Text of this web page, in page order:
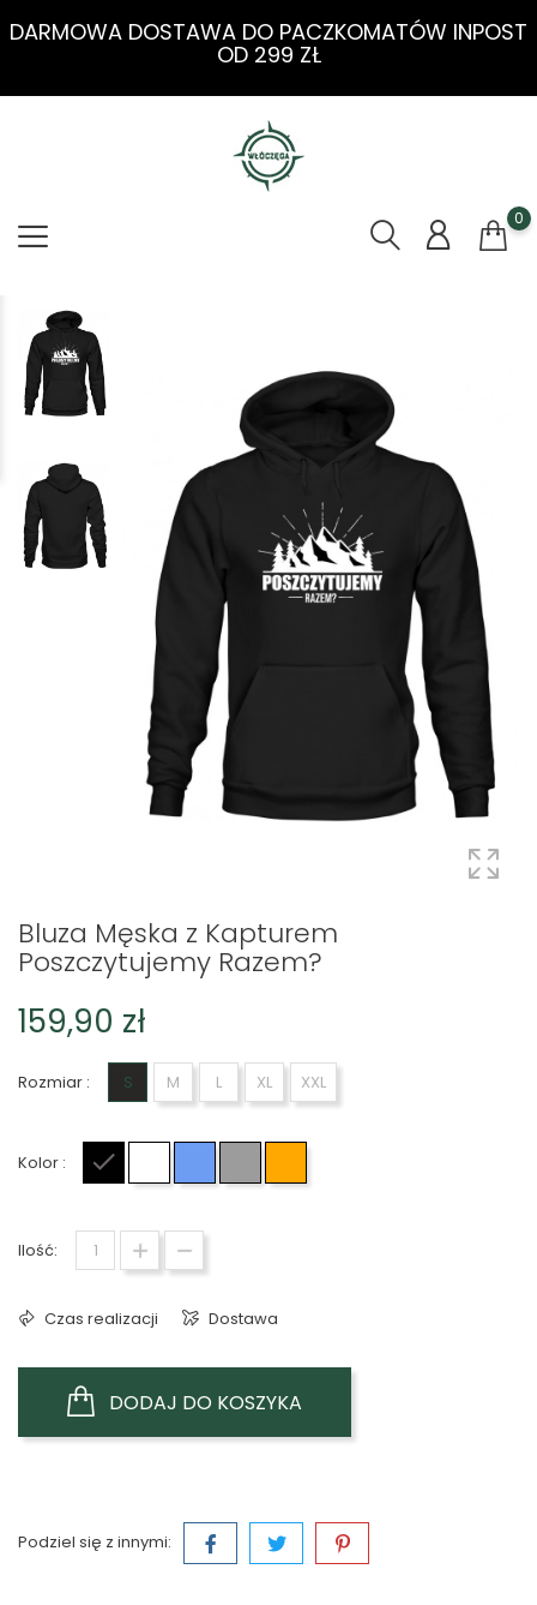
DARMOWA DOSTAWA DO PACZKOMATÓW INPOST
OD 299 ZŁ
0
Bluza Męska z Kapturem
Poszczytujemy Razem?
159,90 zł
Rozmiar : S M L XL XXL
Kolor :
Ilość:
Czas realizacji Dostawa
DODAJ DO KOSZYKA
Podziel się z innymi: